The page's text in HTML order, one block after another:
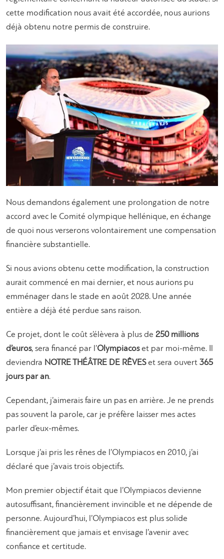
cette modification nous avait été accordée, nous aurions
déjà obtenu notre permis de construire.
Nous demandons également une prolongation de notre
accord avec le Comité olympique hellénique, en échange
de quoi nous verserons volontairement une compensation
financière substantielle.
Si nous avions obtenu cette modification, la construction
aurait commencé en mai dernier, et nous aurions pu
emménager dans le stade en août 2028. Une année
entière a déjà été perdue sans raison.
Ce projet, dont le coût s’élèvera à plus de 250 millions
d’euros, sera financé par l’Olympiacoset par moi-même. Il
deviendra NOTRE THÉÂTRE DE RÊVESet sera ouvert 365
jours par an.
Cependant, j’aimerais faire un pas en arrière. Je ne prends
pas souvent la parole, car je préfère laisser mes actes
parler d’eux-mêmes.
Lorsque j’ai pris les rênes de l’Olympiacos en 2010, j’ai
déclaré que j’avais trois objectifs.
Mon premier objectif était que l’Olympiacos devienne
autosuffisant, financièrement invincible et ne dépende de
personne. Aujourd’hui, l’Olympiacos est plus solide
financièrement que jamais et envisage l’avenir avec
confiance et certitude.